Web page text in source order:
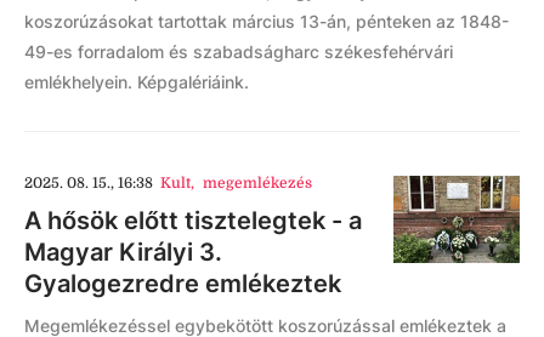
koszorúzásokat tartottak március 13-án, pénteken az 1848-
49-es forradalom és szabadságharc székesfehérvári
emlékhelyein. Képgalériáink.
2025. 08. 15., 16:38 Kult, megemlékezés
A hősök előtt tisztelegtek - a
Magyar Királyi 3.
Gyalogezredre emlékeztek
Megemlékezéssel egybekötött koszorúzással emlékeztek a